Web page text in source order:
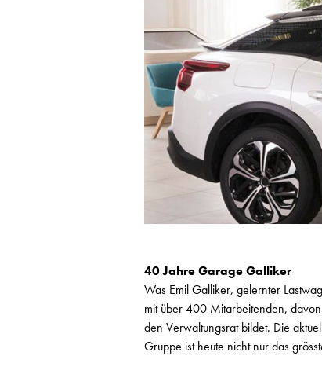
40 Jahre Garage Galliker
Was Emil Galliker, gelernter
mit über 400 Mitarbeitenden,
den Verwaltungsrat bildet. Die
Gruppe ist heute nicht nur das